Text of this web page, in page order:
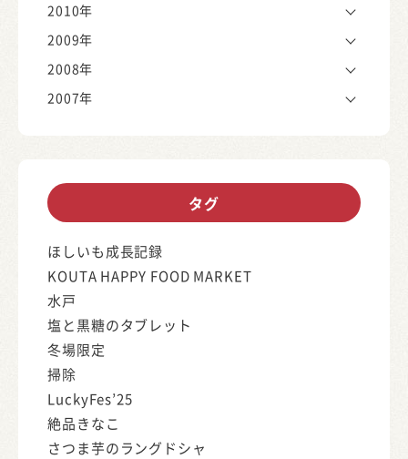
2010年
2009年
2008年
2007年
タグ
ほしいも成長記録
KOUTA HAPPY FOOD MARKET
水戸
塩と黒糖のタブレット
冬場限定
掃除
LuckyFes’25
絶品きなこ
さつま芋のラングドシャ